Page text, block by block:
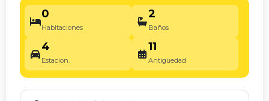
0
Habitaciones
2
Baños
4
Estacion.
11
Antigüedad